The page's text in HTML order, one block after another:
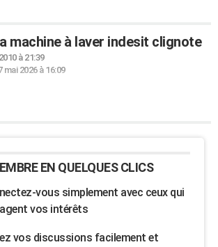
machine à laver indesit clignote
à 21:39
mai 2026 à 16:09
EN QUELQUES CLICS
vous simplement avec ceux qui
vos intérêts
vos discussions facilement et